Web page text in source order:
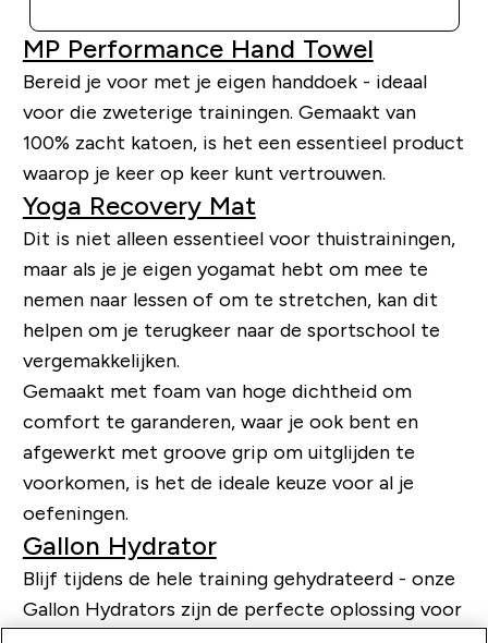
MP Performance Hand Towel
Bereid je voor met je eigen handdoek - ideaal
voor die zweterige trainingen. Gemaakt van
100% zacht katoen, is het een essentieel product
waarop je keer op keer kunt vertrouwen.
Yoga Recovery Mat
Dit is niet alleen essentieel voor thuistrainingen,
maar als je je eigen yogamat hebt om mee te
nemen naar lessen of om te stretchen, kan dit
helpen om je terugkeer naar de sportschool te
vergemakkelijken.
Gemaakt met foamvan hoge dichtheid om
comfort te garanderen, waar je ook bent en
afgewerkt met groove gripom uitglijden te
voorkomen, is het de ideale keuze voor al je
oefeningen.
Gallon Hydrator
Blijf tijdens de hele training gehydrateerd - onze
Gallon Hydrators zijn de perfecte oplossing voor